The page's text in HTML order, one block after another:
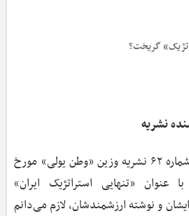
گریخت؟
نشریه
دکتر آرش رئیسی‌نژاد در شماره ۶۲ نشریه وزین «وطن یولی» مورخ
با عنوان «تنهایی استراتژیک ایران»
و نوشته ارزشمندشان، لازم می‌دانم